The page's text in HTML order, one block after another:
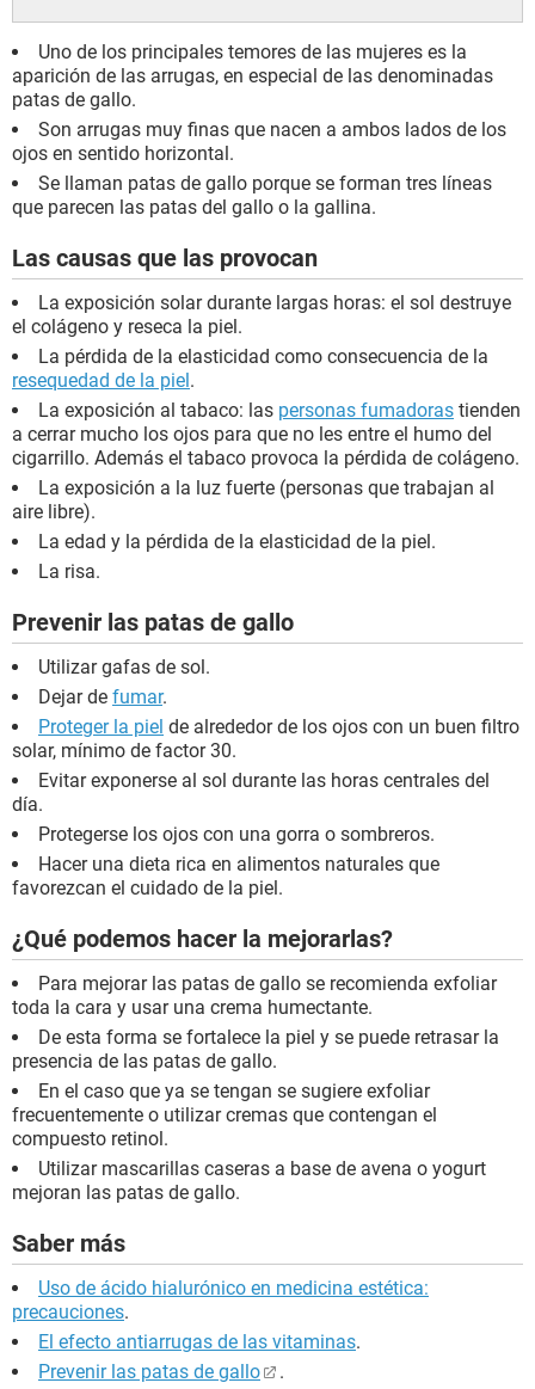
Uno de los principales temores de las mujeres es la
aparición de las arrugas, en especial de las denominadas
patas de gallo.
Son arrugas muy finas que nacen a ambos lados de los
ojos en sentido horizontal.
Se llaman patas de gallo porque se forman tres líneas
que parecen las patas del gallo o la gallina.
Las causas que las provocan
La exposición solar durante largas horas: el sol destruye
el colágeno y reseca la piel.
La pérdida de la elasticidad como consecuencia de la
resequedad de la piel .
La exposición al tabaco: las personas fumadoras tienden
a cerrar mucho los ojos para que no les entre el humo del
cigarrillo. Además el tabaco provoca la pérdida de colágeno.
La exposición a la luz fuerte (personas que trabajan al
aire libre).
La edad y la pérdida de la elasticidad de la piel.
La risa.
Prevenir las patas de gallo
Utilizar gafas de sol.
Dejar de fumar.
Proteger la piel de alrededor de los ojos con un buen filtro
solar, mínimo de factor 30.
Evitar exponerse al sol durante las horas centrales del
día.
Protegerse los ojos con una gorra o sombreros.
Hacer una dieta rica en alimentos naturales que
favorezcan el cuidado de la piel.
¿Qué podemos hacer la mejorarlas?
Para mejorar las patas de gallo se recomienda exfoliar
toda la cara y usar una crema humectante.
De esta forma se fortalece la piel y se puede retrasar la
presencia de las patas de gallo.
En el caso que ya se tengan se sugiere exfoliar
frecuentemente o utilizar cremas que contengan el
compuesto retinol.
Utilizar mascarillas caseras a base de avena o yogurt
mejoran las patas de gallo.
Saber más
Uso de ácido hialurónico en medicina estética:
precauciones.
El efecto antiarrugas de las vitaminas.
Prevenir las patas de gallo
.